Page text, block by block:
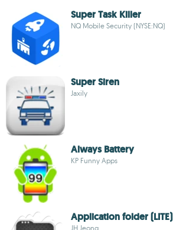
Super Task Killer
NQ Mobile Security (NYSE:NQ)
Super Siren
Jaxily
Always Battery
KP Funny Apps
Application folder (LITE)
JH Jeong